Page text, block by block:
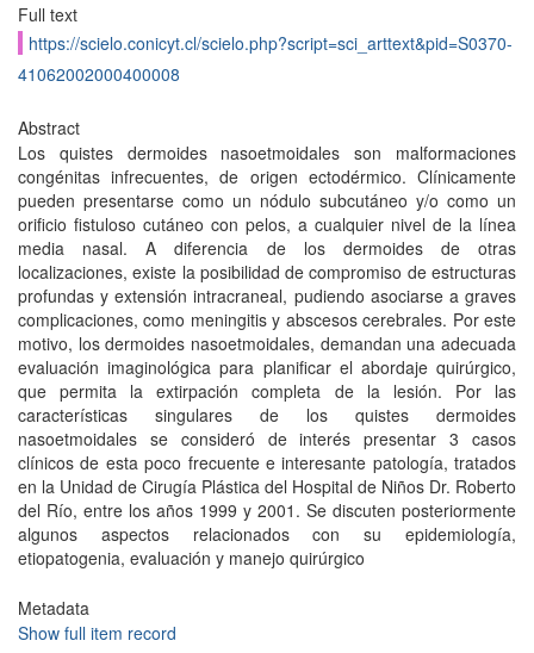
Full text
https://scielo.conicyt.cl/scielo.php?script=sci_arttext&pid=S0370-
41062002000400008
Abstract
Los quistes dermoides nasoetmoidales son malformaciones
congénitas infrecuentes, de origen ectodérmico. Clínicamente
pueden presentarse como un nódulo subcutáneo y/o como un
orificio fistuloso cutáneo con pelos, a cualquier nivel de la línea
media nasal. A diferencia de los dermoides de otras
localizaciones, existe la posibilidad de compromiso de estructuras
profundas y extensión intracraneal, pudiendo asociarse a graves
complicaciones, como meningitis y abscesos cerebrales. Por este
motivo, los dermoides nasoetmoidales, demandan una adecuada
evaluación imaginológica para planificar el abordaje quirúrgico,
que permita la extirpación completa de la lesión. Por las
características singulares de los quistes dermoides
nasoetmoidales se consideró de interés presentar 3 casos
clínicos de esta poco frecuente e interesante patología, tratados
en la Unidad de Cirugía Plástica del Hospital de Niños Dr. Roberto
del Río, entre los años 1999 y 2001. Se discuten posteriormente
algunos aspectos relacionados con su epidemiología,
etiopatogenia, evaluación y manejo quirúrgico
Metadata
Show full item record